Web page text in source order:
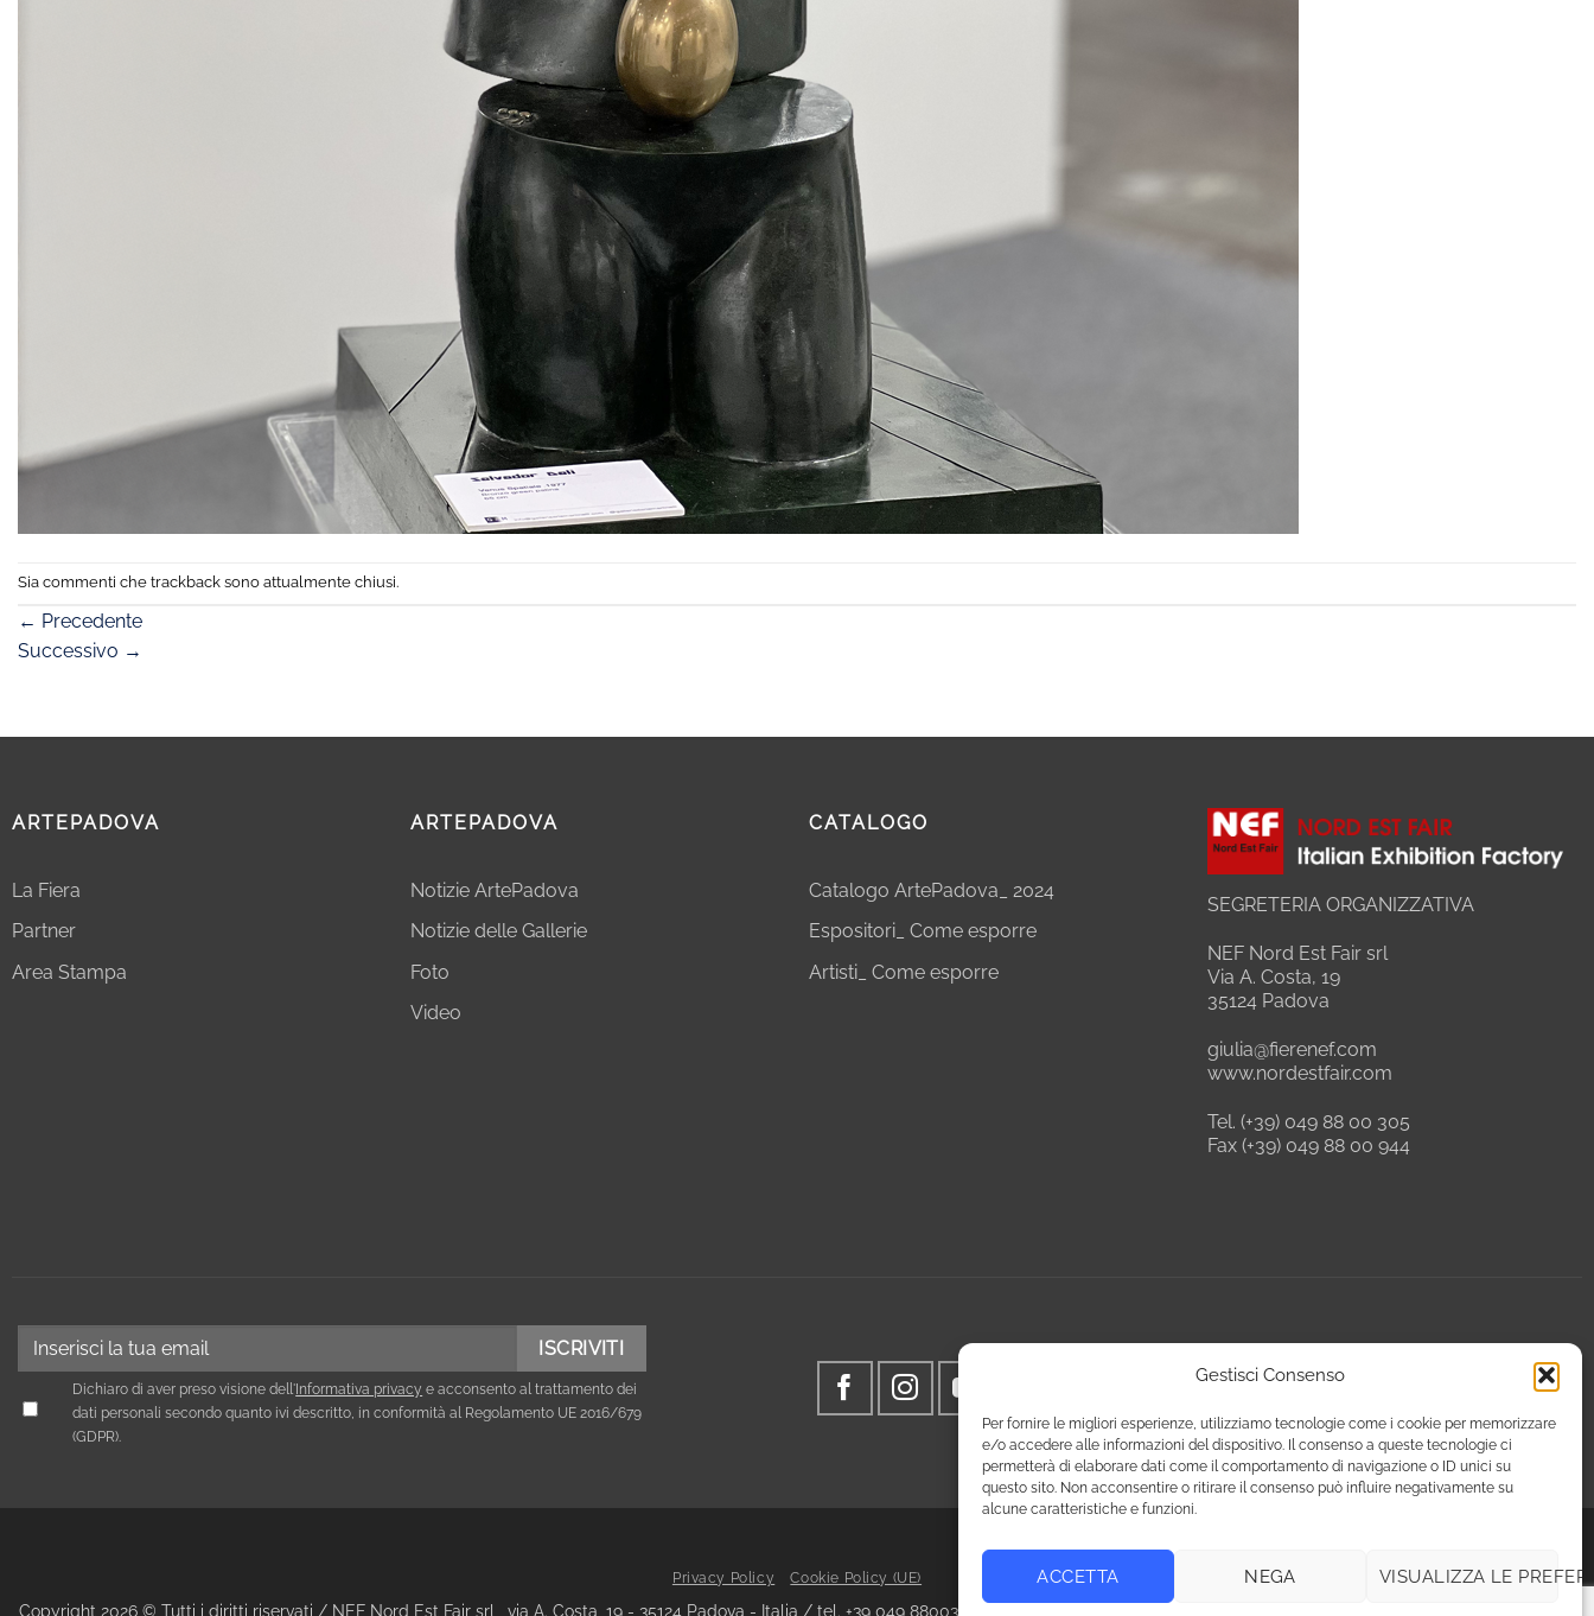
Gestisci Consenso
Per fornire le migliori esperienze, utilizziamo tecnologie come i cookie per memorizzare
e/o accedere alle informazioni del dispositivo. Il consenso a queste tecnologie ci
permetterà di elaborare dati come il comportamento di navigazione o ID unici su
questo sito. Non acconsentire o ritirare il consenso può influire negativamente su
alcune caratteristiche e funzioni.
ACCETTA NEGA VISUALIZZA LE
Sia commenti che trackback sono attualmente chiusi.
← Precedente
Successivo →
ARTEPADOVA
La Fiera
Partner
Area Stampa
ARTEPADOVA
Notizie ArtePadova
Notizie delle Gallerie
Foto
Video
CATALOGO
Catalogo ArtePadova_ 2024
Espositori_ Come esporre
Artisti_ Come esporre
SEGRETERIA ORGANIZZATIVA
NEF Nord Est Fair srl
Via A. Costa, 19
35124 Padova
giulia@fierenef.com
www.nordestfair.com
Tel. (+39) 049 88 00 305
Fax (+39) 049 88 00 944
Dichiaro di aver preso visione dell'Informativa privacy e acconsento al trattamento dei
dati personali secondo quanto ivi descritto, in conformità al Regolamento UE 2016/679
(GDPR).
Privacy Policy Cookie Policy (UE)
Copyright 2026 © Tutti i diritti riservati / NEF Nord Est Fair srl , via A. Costa, 19 - 35124 Padova - Italia / tel. +39 049 8800305 - fax +39 049 8800944 - email: giulia@fierenef.com / p.iva & c.f. 03757810282